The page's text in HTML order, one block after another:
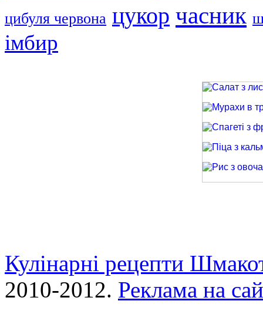
цибуля червона цукор часник
імбир
Кулінарні рецепти
2010-2012. Реклама на